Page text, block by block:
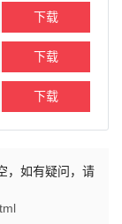
下载
下载
下载
，如有疑问，请